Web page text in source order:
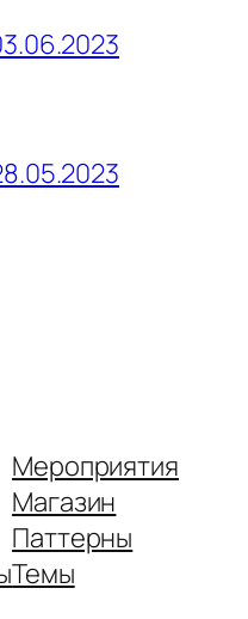
Мероприятия
Магазин
Паттерны
Темы